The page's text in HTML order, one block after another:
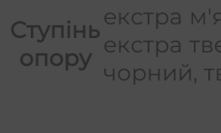
Cтупінь
опору
екстра
екстра
чорний,